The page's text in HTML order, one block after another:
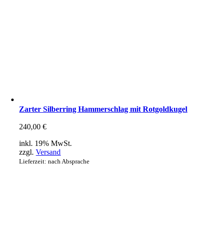
Zarter Silberring Hammerschlag mit Rotgoldkugel
240,00€
inkl. 19% MwSt.
zzgl.Versand
Lieferzeit: nach Absprache